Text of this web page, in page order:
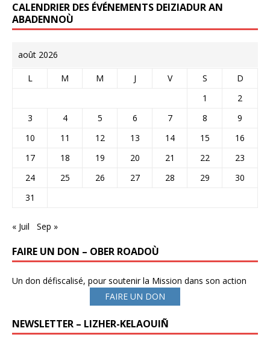
CALENDRIER DES ÉVÉNEMENTS DEIZIADUR AN
ABADENNOÙ
août 2026
L M M J V S
D
1
2
3
4 5 6 7 8
9
10
11 12 13 14 15
16
17
18 19 20 21 22
23
24
25 26 27 28 29
30
31
« Juil Sep »
FAIRE UN DON – OBER ROADOÙ
Un don défiscalisé, pour soutenir la Mission dans son action
FAIRE UN DON
NEWSLETTER – LIZHER-KELAOUIÑ